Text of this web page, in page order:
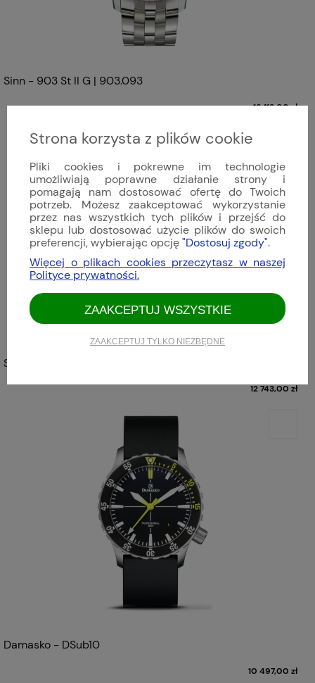
Sinn - 903 St II G | 903.093
16 113,00 zł
Sinn U50 DS | 1050.034
12 743,00 zł
Damasko - DSub10
10 497,00 zł
Strona korzysta z plików cookie
Pliki cookies i pokrewne im technologie
umożliwiają poprawne działanie strony i
pomagają nam dostosować ofertę do Twoich
potrzeb. Możesz zaakceptować wykorzystanie
przez nas wszystkich tych plików i przejść do
sklepu lub dostosować użycie plików do swoich
preferencji, wybierając opcję"Dostosuj zgody".
Więcej o plikach cookies przeczytasz w naszej
Polityce prywatności.
ZAAKCEPTUJ TYLKO NIEZBĘDNE
ZAAKCEPTUJ WSZYSTKIE